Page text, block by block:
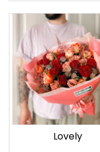
Lovely